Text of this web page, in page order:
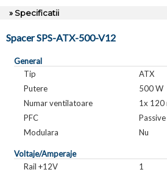
» Specificatii
Spacer SPS-ATX-500-V12
General
Tip
ATX
Putere
500 W
Numar ventilatoare
1x 120
PFC
Passive
Modulara
Nu
Voltaje/Amperaje
Rail +12V
1